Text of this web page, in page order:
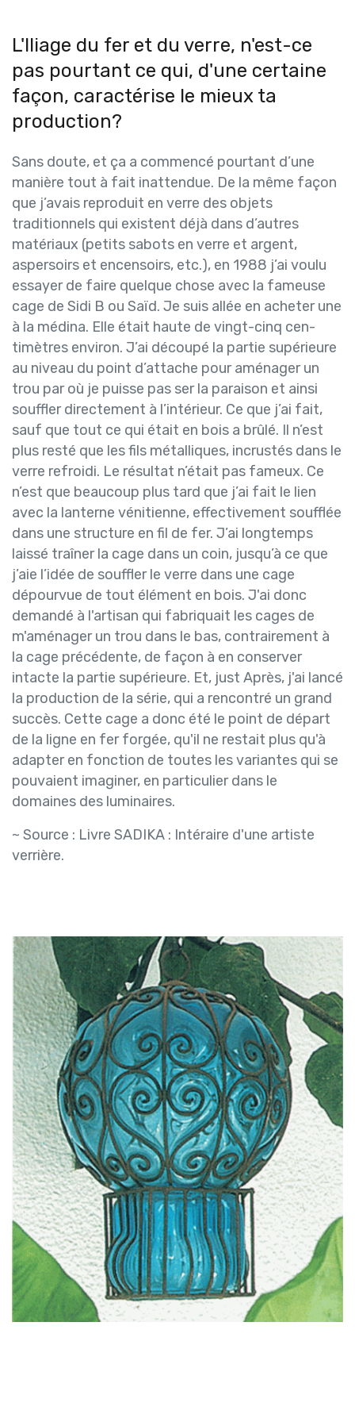
L'lliage du fer et du verre, n'est-ce
pas pourtant ce qui, d'une certaine
façon, caractérise le mieux ta
production?
Sans doute, et ça a commencé pourtant d’une
manière tout à fait inattendue. De la même façon
que j’avais reproduit en verre des objets
traditionnels qui existent déjà dans d’autres
matériaux (petits sabots en verre et argent,
aspersoirs et encensoirs, etc.), en 1988 j’ai voulu
essayer de faire quelque chose avec la fameuse
cage de Sidi B ou Saïd. Je suis allée en acheter une
à la médina. Elle était haute de vingt-cinq cen­
timètres environ. J’ai découpé la partie supérieure
au niveau du point d’attache pour aménager un
trou par où je puisse pas­ ser la paraison et ainsi
souffler directement à l’intérieur. Ce que j’ai fait,
sauf que tout ce qui était en bois a brûlé. Il n’est
plus resté que les fils métalliques, incrustés dans le
verre refroidi. Le résultat n’était pas fameux. Ce
n’est que beaucoup plus tard que j’ai fait le lien
avec la lanterne vénitienne, effectivement soufflée
dans une structure en fil de fer. J’ai longtemps
laissé traîner la cage dans un coin, jusqu’à ce que
j’aie l’idée de souffler le verre dans une cage
dépourvue de tout élément en bois. J'ai donc
demandé à l'artisan qui fabriquait les cages de
m'aménager un trou dans le bas, contrairement à
la cage précédente, de façon à en conserver
intacte la partie supérieure. Et, just Après, j'ai lancé
la production de la série, qui a rencontré un grand
succès. Cette cage a donc été le point de départ
de la ligne en fer forgée, qu'il ne restait plus qu'à
adapter en fonction de toutes les variantes qui se
pouvaient imaginer, en particulier dans le
domaines des luminaires.
~ Source : Livre SADIKA : Intéraire d'une artiste
verrière.